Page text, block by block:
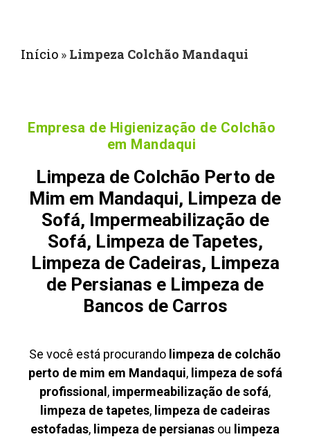
Início » Limpeza Colchão Mandaqui
Empresa de Higienização de Colchão
em Mandaqui
Limpeza de Colchão Perto de
Mim em Mandaqui, Limpeza de
Sofá, Impermeabilização de
Sofá, Limpeza de Tapetes,
Limpeza de Cadeiras, Limpeza
de Persianas e Limpeza de
Bancos de Carros
Se você está procurando limpeza de colchão
perto de mim em Mandaqui, limpeza de sofá
profissional , impermeabilização de sofá,
limpeza de tapetes, limpeza de cadeiras
estofadas, limpeza de persianas ou limpeza